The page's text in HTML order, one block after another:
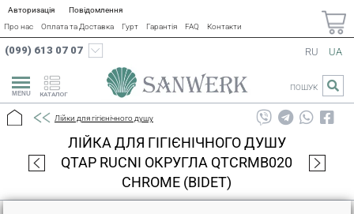
Авторизація
Повідомлення
Про нас
Оплата та Доставка Гурт Гарантія FAQ Контакти
(099) 613 07 07
КАТАЛОГ
RU UA
ПОШУК
Лійки для гігієнічного душу
ЛІЙКА ДЛЯ ГІГІЄНІЧНОГО ДУШУ
QTAP RUCNI ОКРУГЛА QTCRMB020
CHROME (BIDET)